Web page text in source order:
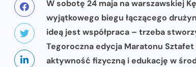
W sobotę 24 maja na warszawskiej
wyjątkowego biegu łączącego
ideą jest współpraca – trzeba
Tegoroczna edycja Maratonu
aktywność fizyczną i edukację w